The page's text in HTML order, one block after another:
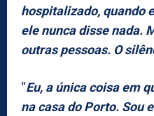
hospitalizado, quando
ele nunca disse nada.
outras pessoas. O
“Eu, a única coisa em
na casa do Porto. Sou